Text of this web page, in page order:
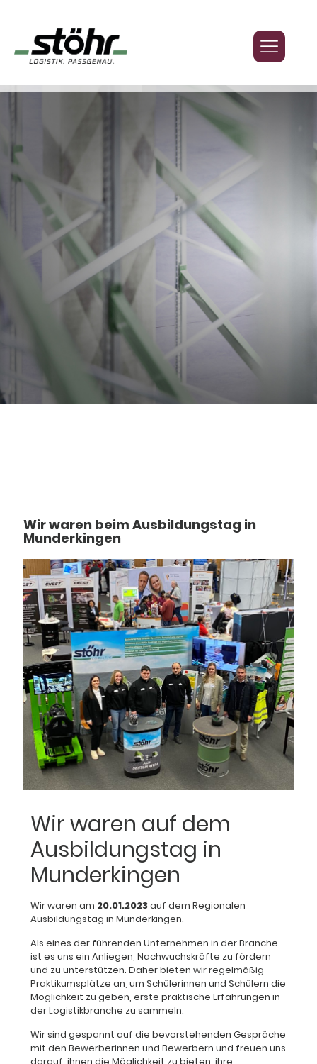
Wir waren beim Ausbildungstag in
Munderkingen
Wir waren auf dem
Ausbildungstag in
Munderkingen
Wir waren am 20.01.2023auf dem Regionalen
Ausbildungstag in Munderkingen.
Als eines der führenden Unternehmen in der Branche
ist es uns ein Anliegen, Nachwuchskräfte zu fördern
und zu unterstützen. Daher bieten wir regelmäßig
Praktikumsplätze an, um Schülerinnen und Schülern die
Möglichkeit zu geben, erste praktische Erfahrungen in
der Logistikbranche zu sammeln.
Wir sind gespannt auf die bevorstehenden Gespräche
mit den Bewerberinnen und Bewerbern und freuen uns